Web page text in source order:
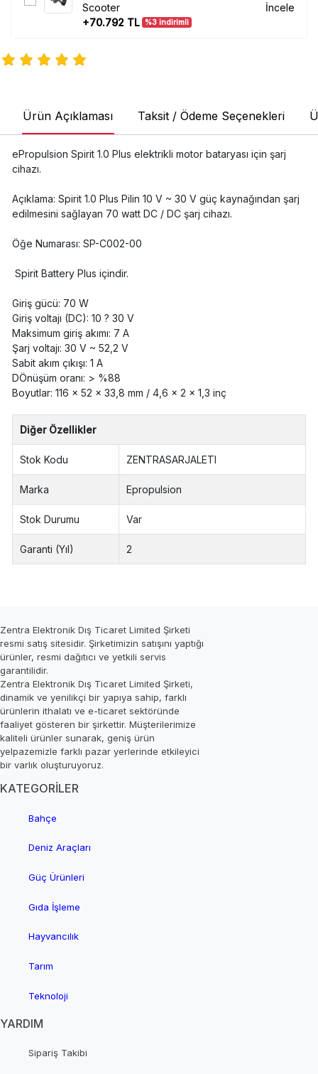
Scooter
+70.792 TL %3 indirimli
İncele
Ürün Açıklaması Taksit / Ödeme Seçenekleri
ePropulsion Spirit 1.0 Plus elektrikli motor bataryası için şarj
cihazı.
Açıklama: Spirit 1.0 Plus Pilin 10 V ~ 30 V güç kaynağından şarj
edilmesini sağlayan 70 watt DC / DC şarj cihazı.
Öğe Numarası: SP-C002-00
Spirit Battery Plus içindir.
Giriş gücü: 70 W
Giriş voltajı (DC): 10 ? 30 V
Maksimum giriş akımı: 7 A
Şarj voltajı: 30 V ~ 52,2 V
Sabit akım çıkışı: 1 A
DÖnüşüm oranı: > %88
Boyutlar: 116 × 52 × 33,8 mm / 4,6 × 2 × 1,3 inç
Diğer Özellikler
Stok Kodu ZENTRASARJALETI
Marka Epropulsion
Stok Durumu Var
Garanti (Yıl) 2
Zentra Elektronik Dış Ticaret Limited Şirketi
resmi satış sitesidir. Şirketimizin satışını yaptığı
ürünler, resmi dağıtıcı ve yetkili servis
garantilidir.
Zentra Elektronik Dış Ticaret Limited Şirketi,
dinamik ve yenilikçi bir yapıya sahip, farklı
ürünlerin ithalatı ve e-ticaret sektöründe
faaliyet gösteren bir şirkettir. Müşterilerimize
kaliteli ürünler sunarak, geniş ürün
yelpazemizle farklı pazar yerlerinde etkileyici
bir varlık oluşturuyoruz.
KATEGORİLER
Bahçe
Deniz Araçları
Güç Ürünleri
Gıda İşleme
Hayvancılık
Tarım
Teknoloji
YARDIM
Sipariş Takibi